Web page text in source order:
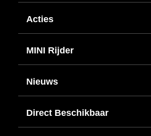
Acties
MINI Rijder
Nieuws
Direct Beschikbaar